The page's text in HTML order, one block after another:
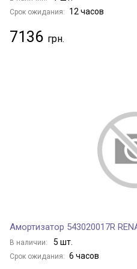
Срок ожидания: 12 часов
7136
Амортизатор 543020017R
В наличии: 5 шт.
Срок ожидания: 6 часов